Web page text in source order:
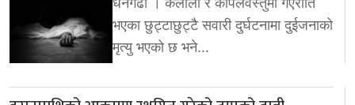
भएका छुट्टाछुट्टै सवारी दुर्घटनामा दुईजनाको
मृत्यु भएको छ भने…